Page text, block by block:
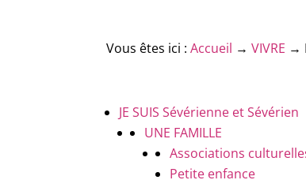
Vous êtes ici :Accueil →VIVRE →
JE SUIS Sévérienne et Sévérien
UNE FAMILLE
Associations
Petite enfance